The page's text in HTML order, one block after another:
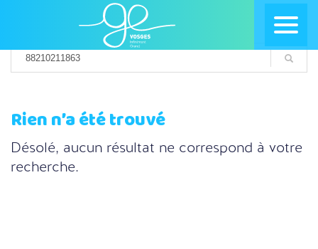
Rien n’a été trouvé
Désolé, aucun résultat ne correspond à votre
recherche.